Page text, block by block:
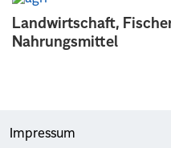
Landwirtschaft,
Nahrungsmittel
Impressum